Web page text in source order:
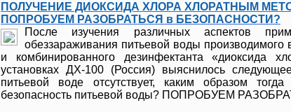
ПОЛУЧЕНИЕ ДИОКСИДА ХЛОРА ХЛОРАТНЫМ
ПОПРОБУЕМ РАЗОБРАТЬСЯ в БЕЗОПАСНОСТИ?
После изучения различных аспектов
обеззараживания питьевой воды производимого
и комбинированного дезинфектанта «диоксида
установках ДХ-100 (Россия) выяснилось
питьевой воде отсутствует, каким образом
безопасность питьевой воды? ПОПРОБУЕМ